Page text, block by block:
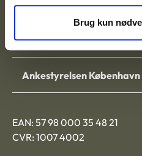
Brug kun
Ankestyrelsen Aalborg
Ankestyrelsen København
EAN: 57 98 000 35 48 21
CVR: 1007 4002